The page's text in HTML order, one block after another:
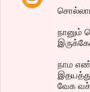
நானும்
நாம
வேக